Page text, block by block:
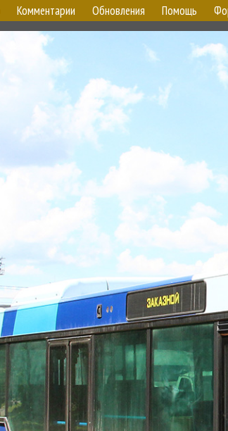
Комментарии Обновления Помощь